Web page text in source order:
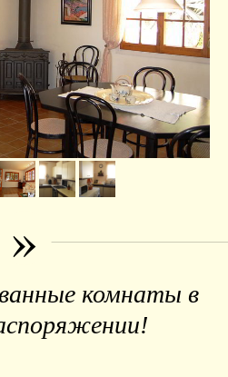
»
комнаты в